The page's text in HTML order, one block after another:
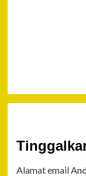
Alamat email